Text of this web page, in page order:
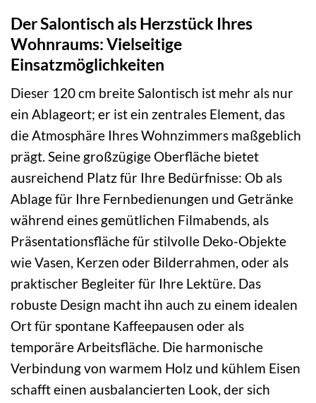
Der Salontisch als Herzstück Ihres
Wohnraums: Vielseitige
Einsatzmöglichkeiten
Dieser 120 cm breite Salontisch ist mehr als nur
ein Ablageort; er ist ein zentrales Element, das
die Atmosphäre Ihres Wohnzimmers maßgeblich
prägt. Seine großzügige Oberfläche bietet
ausreichend Platz für Ihre Bedürfnisse: Ob als
Ablage für Ihre Fernbedienungen und Getränke
während eines gemütlichen Filmabends, als
Präsentationsfläche für stilvolle Deko-Objekte
wie Vasen, Kerzen oder Bilderrahmen, oder als
praktischer Begleiter für Ihre Lektüre. Das
robuste Design macht ihn auch zu einem idealen
Ort für spontane Kaffeepausen oder als
temporäre Arbeitsfläche. Die harmonische
Verbindung von warmem Holz und kühlem Eisen
schafft einen ausbalancierten Look, der sich